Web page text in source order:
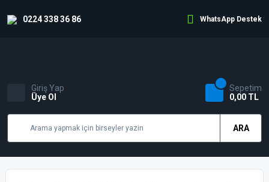
0224 338 36 86 WhatsApp Destek
ARA
Giriş Yap
Üye Ol
Sepetim
0,00 TL